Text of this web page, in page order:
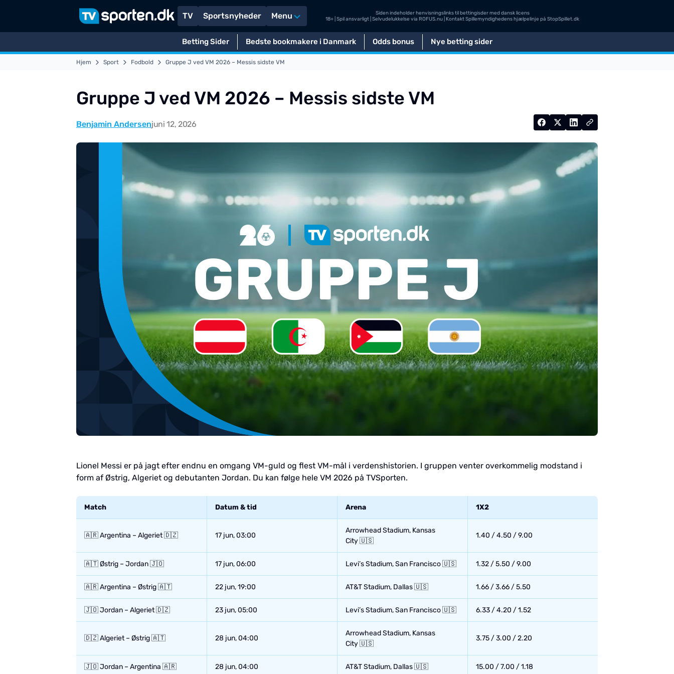
TV Sportsnyheder Menu
Siden indeholder henvisningslinks til bettingisder med dansk licens
18+ | Spil ansvarligt | Selvudelukkelse via ROFUS.nu | Kontakt Spillemyndighedens hjælpelinje på StopSpillet.dk
Betting Sider Bedste bookmakere i Danmark Odds bonus Nye betting sider
Hjem Sport Fodbold Gruppe J ved VM 2026 – Messis sidste VM
Gruppe J ved VM 2026 – Messis sidste VM
Benjamin Andersenjuni 12, 2026
Lionel Messi er på jagt efter endnu en omgang VM-guld og flest VM-mål i verdenshistorien. I gruppen venter overkommelig modstand i
form af Østrig, Algeriet og debutanten Jordan. Du kan følge hele VM 2026 på TVSporten.
Match Datum & tid Arena 1X2
🇦🇷 Argentina – Algeriet 🇩🇿 17 jun, 03:00
Arrowhead Stadium, Kansas
City 🇺🇸
1.40 / 4.50 / 9.00
🇦🇹 Østrig – Jordan 🇯🇴 17 jun, 06:00 Levi’s Stadium, San Francisco 🇺🇸 1.32 / 5.50 / 9.00
🇦🇷 Argentina – Østrig 🇦🇹 22 jun, 19:00 AT&T Stadium, Dallas 🇺🇸 1.66 / 3.66 / 5.50
🇯🇴 Jordan – Algeriet 🇩🇿 23 jun, 05:00 Levi’s Stadium, San Francisco 🇺🇸 6.33 / 4.20 / 1.52
🇩🇿 Algeriet – Østrig 🇦🇹 28 jun, 04:00
Arrowhead Stadium, Kansas
City 🇺🇸
3.75 / 3.00 / 2.20
🇯🇴 Jordan – Argentina 🇦🇷 28 jun, 04:00 AT&T Stadium, Dallas 🇺🇸 15.00 / 7.00 / 1.18